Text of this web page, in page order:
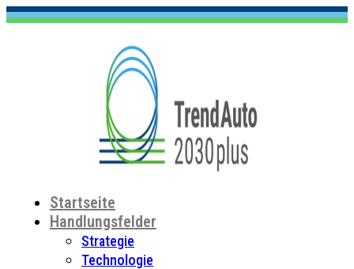
Startseite
Handlungsfelder
Strategie
Technologie